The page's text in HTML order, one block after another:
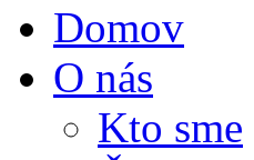
Domov
O nás
Kto sme